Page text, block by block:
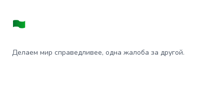
Делаем мир справедливее, одна жалоба за другой.